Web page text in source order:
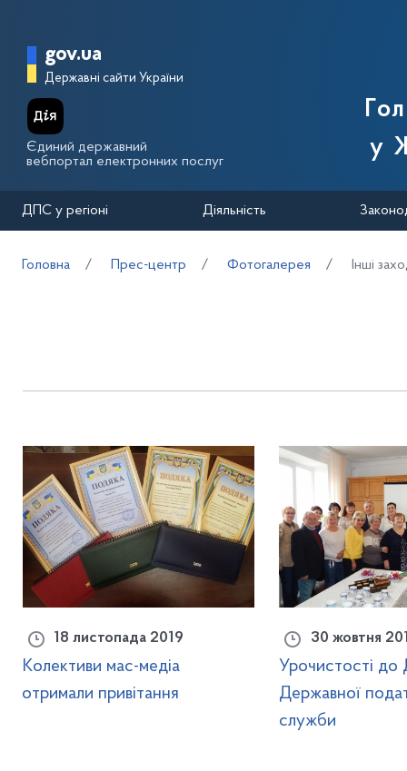
Головна сторінка Державної
gov.ua
Державні сайти України
Єдиний державний
вебпортал електронних послуг
у
ДПС у регіоні Діяльність
Головна Прес-центр Фотогалерея Інші
18 листопада 2019
Колективи мас-медіа
отримали привітання
30 жовтня
Урочистості до
Державної
служби